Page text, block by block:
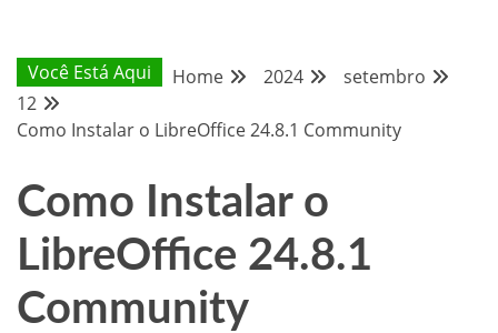
COMUNIDADE
BRASILEIRA
Você Está Aqui Home 2024
setembro
12
Como Instalar o LibreOffice 24.8.1 Community
Como Instalar o
LibreOffice 24.8.1
Community